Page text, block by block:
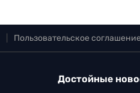
Пользовательское соглашение
Достойные